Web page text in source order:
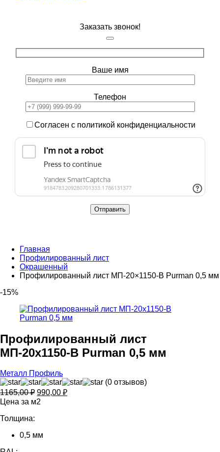
Заказать звонок!
Ваше имя
Телефон
Согласен с политикой конфиденциальности
Главная
Профилированный лист
Окрашенный
Профилированный лист МП-20×1150-B Purman 0,5 мм
-15%
Профилированный лист
МП-20x1150-B Purman 0,5 мм
Металл Профиль
(0 отзывов)
1165,00₽ Первоначальная
цена
990,00 ₽Текущая
Цена за м2
Толщина:
0,5 мм